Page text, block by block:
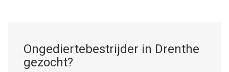
Ongediertebestrijder in Drenthe
gezocht?